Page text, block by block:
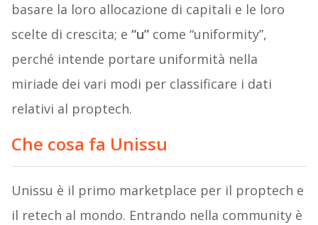
basare la loro allocazione di capitali e le loro
scelte di crescita; e “u”come “uniformity”,
perché intende portare uniformità nella
miriade dei vari modi per classificare i dati
relativi al proptech.
Che cosa fa Unissu
Unissu è il primo marketplace per il proptech e
il retech al mondo. Entrando nella community è